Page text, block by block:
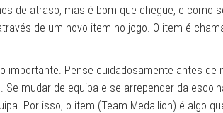
de atraso, mas é bom que chegue, e como
de um novo item no jogo. O item é
importante. Pense cuidadosamente antes de
Se mudar de equipa e se arrepender da
Por isso, o item (Team Medallion) é algo